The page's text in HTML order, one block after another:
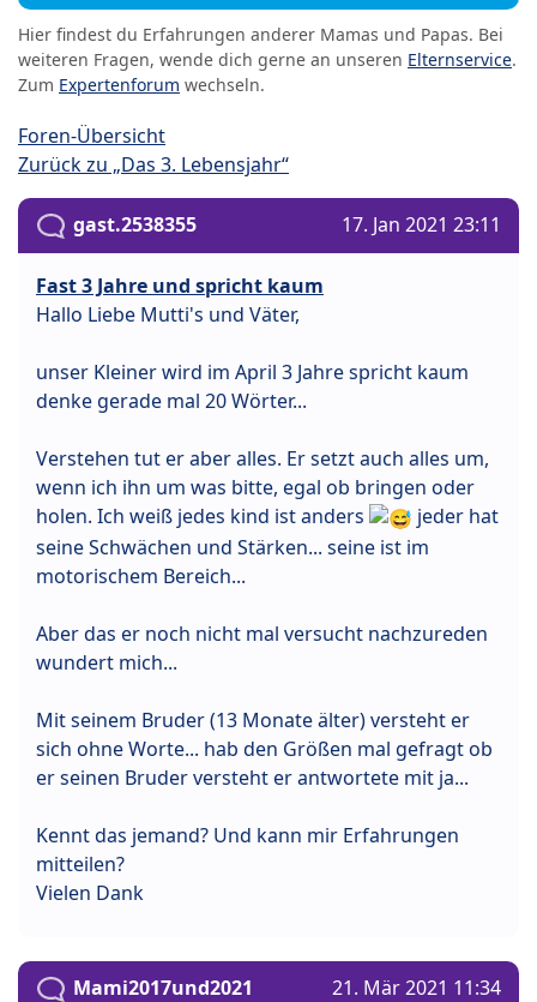
Hier findest du Erfahrungen anderer Mamas und Papas. Bei
weiteren Fragen, wende dich gerne an unseren Elternservice.
Zum Expertenforum wechseln.
Foren-Übersicht
Zurück zu „Das 3. Lebensjahr“
gast.2538355 17. Jan 2021 23:11
Fast 3 Jahre und spricht kaum
Hallo Liebe Mutti's und Väter,
unser Kleiner wird im April 3 Jahre spricht kaum
denke gerade mal 20 Wörter...
Verstehen tut er aber alles. Er setzt auch alles um,
wenn ich ihn um was bitte, egal ob bringen oder
holen. Ich weiß jedes kind ist anders
jeder hat
seine Schwächen und Stärken... seine ist im
motorischem Bereich...
Aber das er noch nicht mal versucht nachzureden
wundert mich...
Mit seinem Bruder (13 Monate älter) versteht er
sich ohne Worte... hab den Größen mal gefragt ob
er seinen Bruder versteht er antwortete mit ja...
Kennt das jemand? Und kann mir Erfahrungen
mitteilen?
Vielen Dank
Mami2017und2021 21. Mär 2021 11:34